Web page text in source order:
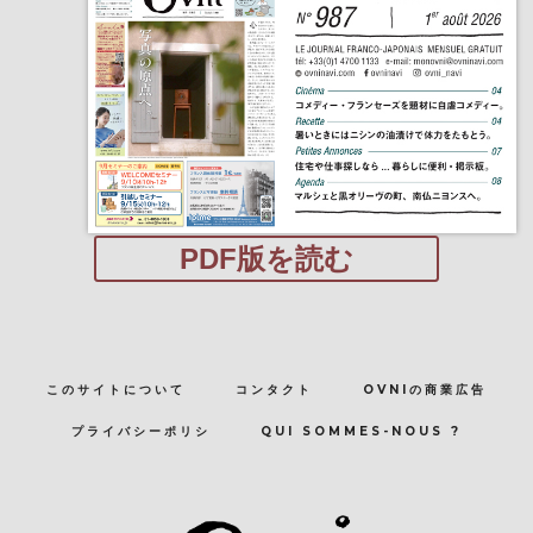
PDF版を読む
このサイトについて コンタクト OVNIの商業広告
プライバシーポリシ QUI SOMMES-NOUS ?